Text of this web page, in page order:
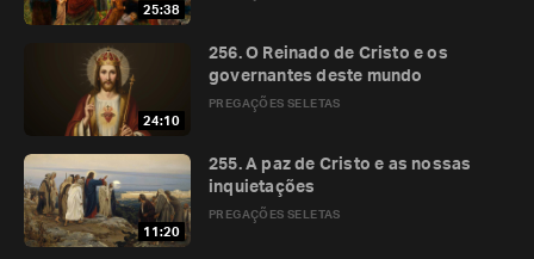
25:38
24:10
PREGAÇÕES SELETAS
256. O Reinado de Cristo e os
governantes deste mundo
11:20
PREGAÇÕES SELETAS
255. A paz de Cristo e as nossas
inquietações